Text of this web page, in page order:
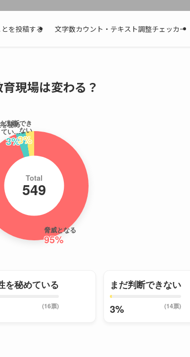
を投稿する 文字数カウント・テキスト調整チェッカー
現場は変わる？
脅威となる
95%
秘め
てい…
3%
判断でき
ない
3%
Total
549
を秘めている
(16票)
まだ判断できない
3% (14票)